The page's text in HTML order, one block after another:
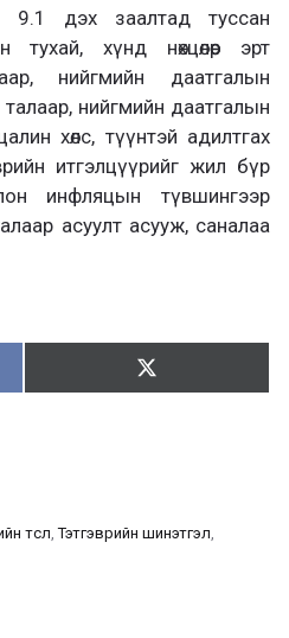
9.1 дэх заалтад туссан
тухай, хүнд нөхцөлөөр эрт
нийгмийн даатгалын
нийгмийн даатгалын
хөлс, түүнтэй адилтгах
итгэлцүүрийг жил бүр
инфляцын түвшингээр
асуулт асууж, саналаа
Түгээх:
Т
ү
төсөл , Тэтгэврийн шинэтгэл